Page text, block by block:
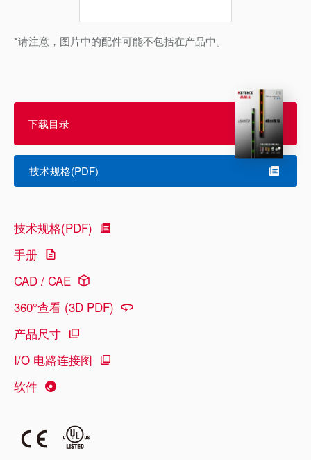
*请注意，图片中的配件可能不包括在产品中。
下载目录
技术规格(PDF)
技术规格(PDF)
手册
CAD / CAE
360°查看 (3D PDF)
产品尺寸
I/O 电路连接图
软件